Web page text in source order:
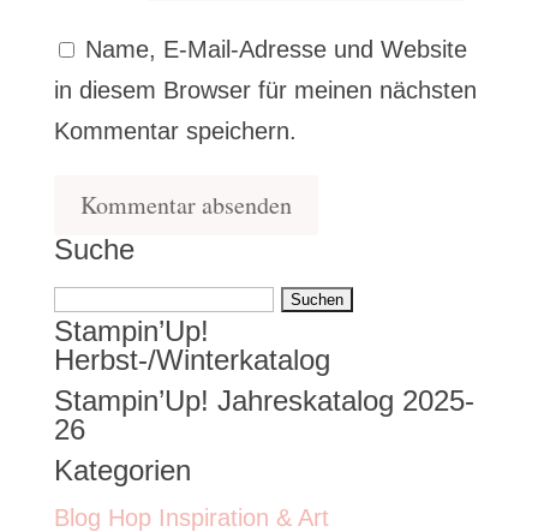
Name, E-Mail-Adresse und Website
in diesem Browser für meinen nächsten
Kommentar speichern.
Suche
Suchen
nach:
Stampin’Up!
Herbst-/Winterkatalog
Stampin’Up! Jahreskatalog 2025-
26
Kategorien
Blog Hop Inspiration & Art